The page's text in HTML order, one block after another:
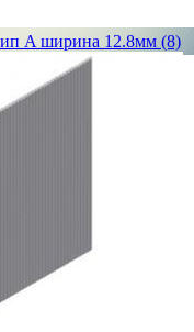
A ширина 12.8мм (8)